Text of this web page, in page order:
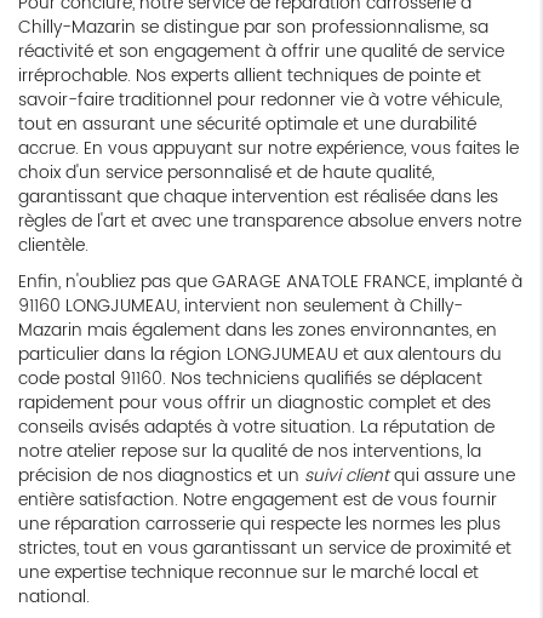
Chilly-Mazarin se distingue par son professionnalisme, sa
réactivité et son engagement à offrir une qualité de service
irréprochable. Nos experts allient techniques de pointe et
savoir-faire traditionnel pour redonner vie à votre véhicule,
tout en assurant une sécurité optimale et une durabilité
accrue. En vous appuyant sur notre expérience, vous faites le
choix d'un service personnalisé et de haute qualité,
garantissant que chaque intervention est réalisée dans les
règles de l'art et avec une transparence absolue envers notre
clientèle.
Enfin, n'oubliez pas que GARAGE ANATOLE FRANCE, implanté à
91160 LONGJUMEAU, intervient non seulement à Chilly-
Mazarin mais également dans les zones environnantes, en
particulier dans la région LONGJUMEAU et aux alentours du
code postal 91160. Nos techniciens qualifiés se déplacent
rapidement pour vous offrir un diagnostic complet et des
conseils avisés adaptés à votre situation. La réputation de
notre atelier repose sur la qualité de nos interventions, la
précision de nos diagnostics et un suivi clientqui assure une
entière satisfaction. Notre engagement est de vous fournir
une réparation carrosserie qui respecte les normes les plus
strictes, tout en vous garantissant un service de proximité et
une expertise technique reconnue sur le marché local et
national.